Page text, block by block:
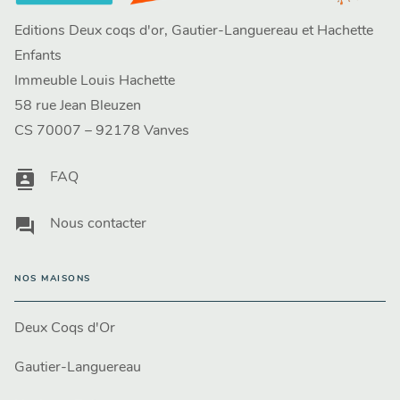
Editions Deux coqs d'or, Gautier-Languereau et Hachette
Enfants
Immeuble Louis Hachette
58 rue Jean Bleuzen
CS 70007 – 92178 Vanves
contacts FAQ
question_answer Nous contacter
NOS MAISONS
Deux Coqs d'Or
Gautier-Languereau